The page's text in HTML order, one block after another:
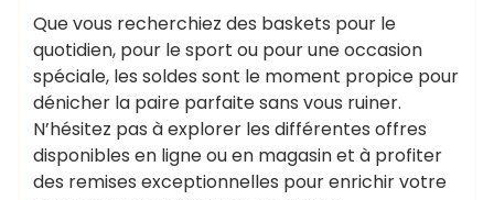
Que vous recherchiez des baskets pour le
quotidien, pour le sport ou pour une occasion
spéciale, les soldes sont le moment propice pour
dénicher la paire parfaite sans vous ruiner.
N’hésitez pas à explorer les différentes offres
disponibles en ligne ou en magasin et à profiter
des remises exceptionnelles pour enrichir votre